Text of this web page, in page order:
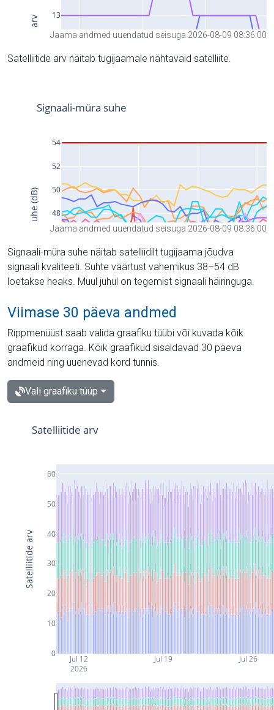
Jaama andmed uuendatud seisuga 2026-08-09 08:36:00
Satelliitide arv näitab tugijaamale nähtavaid satelliite.
Jaama andmed uuendatud seisuga 2026-08-09 08:36:00
Signaali-müra suhe näitab satelliidilt tugijaama jõudva
signaali kvaliteeti. Suhte väärtust vahemikus 38–54 dB
loetakse heaks. Muul juhul on tegemist signaali häiringuga.
Viimase 30 päeva andmed
Rippmenüüst saab valida graafiku tüübi või kuvada kõik
graafikud korraga. Kõik graafikud sisaldavad 30 päeva
andmeid ning uuenevad kord tunnis.
Vali graafiku tüüp
Jul 12
2026
Jul 19 Jul 26
0
10
20
30
40
50
60
Satelliitide arv
Satelliitide arv